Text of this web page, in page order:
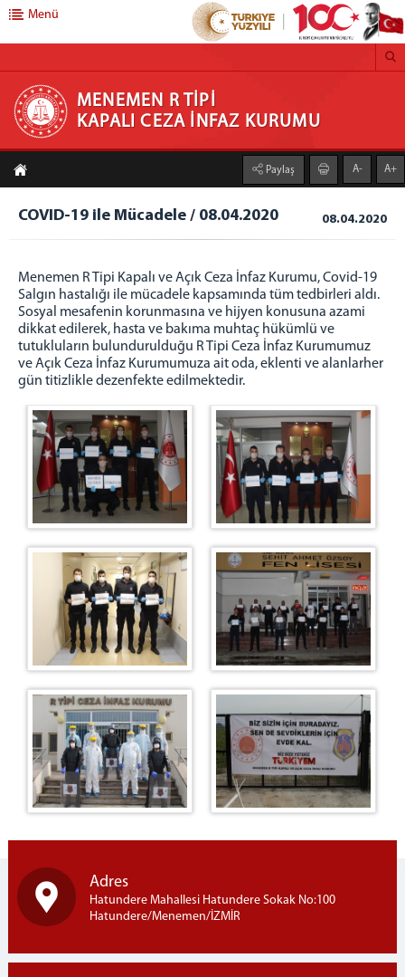
MENEMEN R TİPİ KAPALI CEZA İNFAZ KURUMU
ANASAYFA
KURUMUMUZ
Genel Bilgiler
Birimlerimiz
Unlu Mamuller Üretim Tesisi
Ziyaretçi Kafeterya
Kantin
Demir Atölyesi
Terzihane
Sağlık Hizmetleri
Fotoğraf Galerisi
BİLGİLENDİRME
Görüş Süresince Alınacak Tedbirler
Telefonla Görüş Bilgilendirme
Ziyaret Yönetmeliği
Ziyaret Kuralları
Eşya Yönetmeliği
Para Yatırma İşlemi
Ziyaret Günleri
Menemen R Tipi Açık Kısım Haftalık Görüş Programı
Menemen R Tipi Kapalı Kısım Ağustos Ayı Görüş
Programı
Menemen R Tipi Kapalı Kısım Ağustos Ayı Açık Görüş
Menü
MENEMEN R TİPİ
KAPALI CEZA İNFAZ KURUMU
Paylaş A- A+
COVID-19 ile Mücadele / 08.04.2020 08.04.2020
Menemen R Tipi Kapalı ve Açık Ceza İnfaz Kurumu, Covid-19
Salgın hastalığı ile mücadele kapsamında tüm tedbirleri aldı.
Sosyal mesafenin korunmasına ve hijyen konusuna azami
dikkat edilerek, hasta ve bakıma muhtaç hükümlü ve
tutukluların bulundurulduğu R Tipi Ceza İnfaz Kurumumuz
ve Açık Ceza İnfaz Kurumumuza ait oda, eklenti ve alanlarher
gün titizlikle dezenfekte edilmektedir.
Adres
Hatundere Mahallesi Hatundere Sokak No:100
Hatundere/Menemen/İZMİR